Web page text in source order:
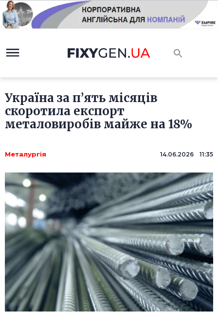
Україна за п’ять місяців
скоротила експорт
металовиробів майже на 18%
Металургія 14.06.2026 11:35